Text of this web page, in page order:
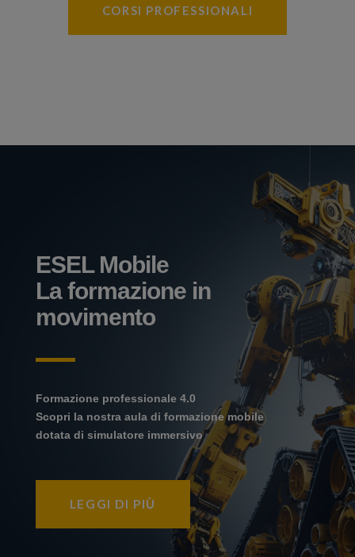
CORSI PROFESSIONALI
ESEL Mobile
La formazione in
movimento
Formazione professionale 4.0
Scopri la nostra aula di formazione mobile
dotata di simulatore immersivo
LEGGI DI PIÙ